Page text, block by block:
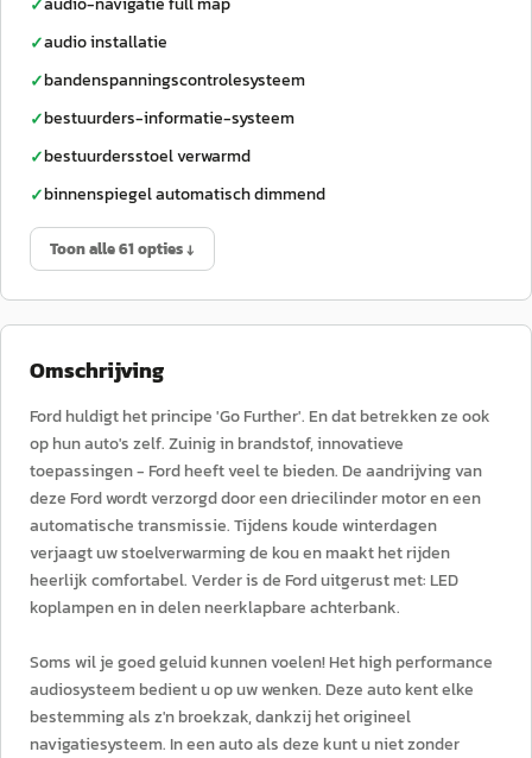
✓
✓audio installatie
✓bandenspanningscontrolesysteem
✓bestuurders-informatie-systeem
✓bestuurdersstoel verwarmd
✓binnenspiegel automatisch dimmend
Toon alle 61 opties ↓
Omschrijving
Ford huldigt het principe 'Go Further'. En dat betrekken ze ook
op hun auto's zelf. Zuinig in brandstof, innovatieve
toepassingen - Ford heeft veel te bieden. De aandrijving van
deze Ford wordt verzorgd door een driecilinder motor en een
automatische transmissie. Tijdens koude winterdagen
verjaagt uw stoelverwarming de kou en maakt het rijden
heerlijk comfortabel. Verder is de Ford uitgerust met: LED
koplampen en in delen neerklapbare achterbank.
Soms wil je goed geluid kunnen voelen! Het high performance
audiosysteem bedient u op uw wenken. Deze auto kent elke
bestemming als z'n broekzak, dankzij het origineel
navigatiesysteem. In een auto als deze kunt u niet zonder